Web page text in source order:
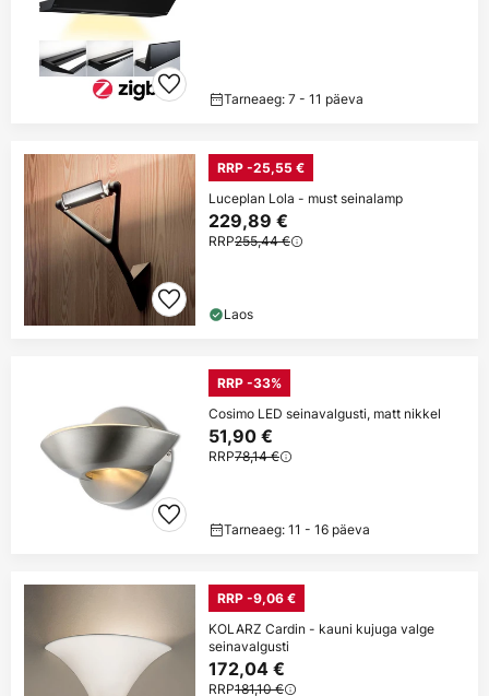
Tarneaeg: 7 - 11 päeva
RRP -25,55 €
Luceplan Lola - must seinalamp
229,89 €
RRP255,44 €
Laos
RRP -33%
Cosimo LED seinavalgusti, matt nikkel
51,90 €
RRP78,14 €
Tarneaeg: 11 - 16 päeva
RRP -9,06 €
KOLARZ Cardin - kauni kujuga valge
seinavalgusti
172,04 €
RRP181,10 €